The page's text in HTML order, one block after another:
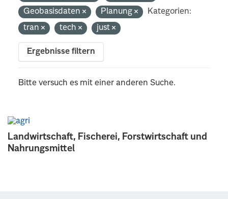
Landwirtschaft, Fischerei, Forstwirtschaft und
Nahrungsmittel
Geobasisdaten
Planung
Kategorien:
tran
tech just
Ergebnisse filtern
Bitte versuch es mit einer anderen Suche.